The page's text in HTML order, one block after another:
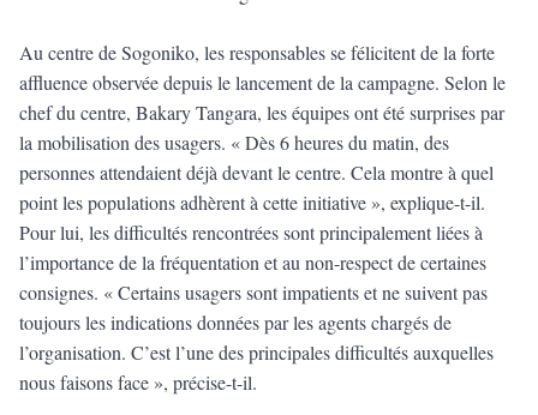
Au centre de Sogoniko, les responsables se félicitent de la forte
affluence observée depuis le lancement de la campagne. Selon le
chef du centre, Bakary Tangara, les équipes ont été surprises par
la mobilisation des usagers. « Dès 6 heures du matin, des
personnes attendaient déjà devant le centre. Cela montre à quel
point les populations adhèrent à cette initiative », explique-t-il.
Pour lui, les difficultés rencontrées sont principalement liées à
l’importance de la fréquentation et au non-respect de certaines
consignes. « Certains usagers sont impatients et ne suivent pas
toujours les indications données par les agents chargés de
l’organisation. C’est l’une des principales difficultés auxquelles
nous faisons face », précise-t-il.